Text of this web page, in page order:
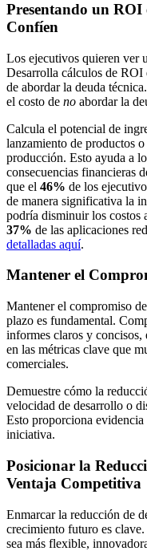
Presentando un ROI
Confíen
Los ejecutivos quieren ver
Desarrolla cálculos de ROI
de abordar la deuda
el costo de no abordar la
Calcula el potencial de
lanzamiento de productos
producción. Esto ayuda a
consecuencias financieras
que el 46% de los
de manera significativa la
podría disminuir los costos
37% de las aplicaciones
detalladas aquí.
Mantener el
Mantener el compromiso
plazo es fundamental.
informes claros y concisos,
en las métricas clave que
comerciales.
Demuestre cómo la
velocidad de desarrollo o
Esto proporciona
iniciativa.
Posicionar la
Ventaja Competitiva
Enmarcar la reducción de
crecimiento futuro es
sea más flexible,